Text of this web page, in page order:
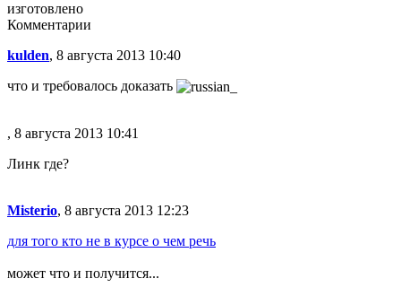
изготовлено
Комментарии
kulden, 8 августа 2013 10:40
что и требовалось доказать
, 8 августа 2013 10:41
Линк где?
Misterio, 8 августа 2013 12:23
для того кто не в курсе о чем речь
может что и получится...